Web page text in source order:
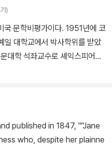
)
문학비평가이다. 1951년에 코
대학교에서 박사학위를 받았
대학 석좌교수로 셰익스피어와
정으로 해석한 대표작 『영향에
도』 『카발라와 비평』 『시와 억
다. 블룸은 소위 예일 학파라 불리
published in 1847, ""Jane
who, despite her plainne